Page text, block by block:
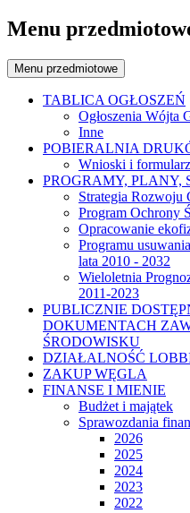
Menu
Menu przedmiotowe
TABLICA OGŁOSZEŃ
Ogłoszenia Wójta
Inne
POBIERALNIA
Wnioski i
PROGRAMY, PLANY,
Strategia Rozwoju
Program Ochrony
Opracowanie
Programu
lata 2010 - 2032
Wieloletnia
2011-2023
PUBLICZNIE
DOKUMENTACH
ŚRODOWISKU
DZIAŁALNOŚĆ
ZAKUP WĘGLA
FINANSE I MIENIE
Budżet i majątek
Sprawozdania
2026
2025
2024
2023
2022